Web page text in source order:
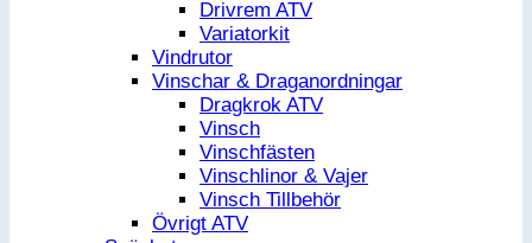
Drivrem ATV
Variatorkit
Vindrutor
Vinschar & Draganordningar
Dragkrok ATV
Vinsch
Vinschfästen
Vinschlinor & Vajer
Vinsch Tillbehör
Övrigt ATV